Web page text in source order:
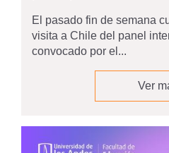
El pasado fin de semana
visita a Chile del panel
convocado por el...
Ver